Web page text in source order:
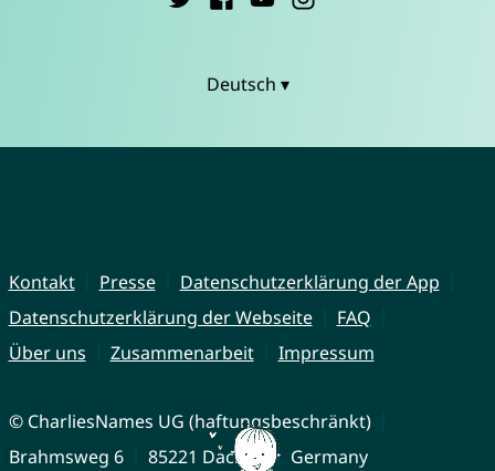
Deutsch ▾
Kontakt Presse
Datenschutzerklärung der App
Datenschutzerklärung der Webseite
FAQ
Über uns
Zusammenarbeit Impressum
© CharliesNames UG (haftungsbeschränkt)
Brahmsweg 6
85221 Dachau Germany